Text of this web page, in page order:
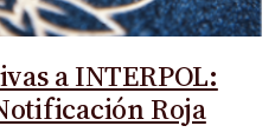
a INTERPOL:
Roja